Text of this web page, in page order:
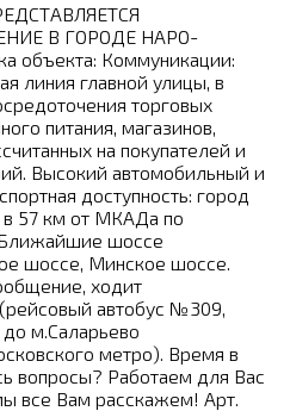
В ГОРОДЕ НАРО-
объекта: Коммуникации:
линия главной улицы, в
торговых
питания, магазинов,
на покупателей и
Высокий автомобильный и
доступность: город
57 км от МКАДа по
шоссе
шоссе, Минское шоссе.
ходит
автобус №309,
м.Саларьево
метро). Время в
вопросы? Работаем для Вас
все Вам расскажем! Арт.